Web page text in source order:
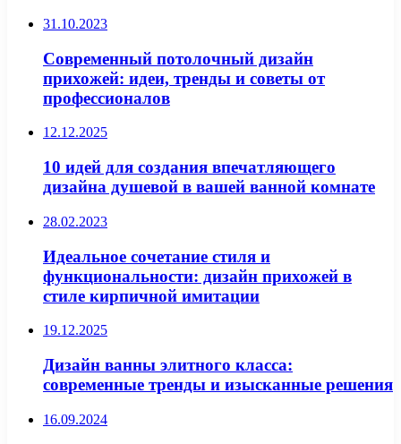
31.10.2023
Современный потолочный дизайн
прихожей: идеи, тренды и советы от
профессионалов
12.12.2025
10 идей для создания впечатляющего
дизайна душевой в вашей ванной комнате
28.02.2023
Идеальное сочетание стиля и
функциональности: дизайн прихожей в
стиле кирпичной имитации
19.12.2025
Дизайн ванны элитного класса:
современные тренды и изысканные решения
16.09.2024